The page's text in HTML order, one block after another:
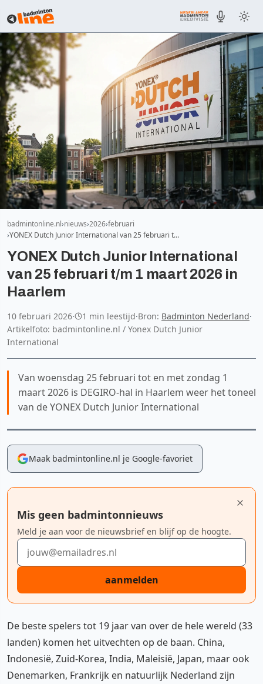
badmintonline.nl nieuws 2026 februari
YONEX Dutch Junior International van 25 februari t…
YONEX Dutch Junior International
van 25 februari t/m 1 maart 2026 in
Haarlem
10 februari 2026· 1 min leestijd·Bron: Badminton Nederland·
Artikelfoto: badmintonline.nl / Yonex Dutch Junior
International
Van woensdag 25 februari tot en met zondag 1
maart 2026 is DEGIRO-hal in Haarlem weer het toneel
van de YONEX Dutch Junior International
Maak badmintonline.nl je Google-favoriet
Mis geen badmintonnieuws
Meld je aan voor de nieuwsbrief en blijf op de hoogte.
E-mailadres
aanmelden
De beste spelers tot 19 jaar van over de hele wereld (33
landen) komen het uitvechten op de baan. China,
Indonesië, Zuid-Korea, India, Maleisië, Japan, maar ook
Denemarken, Frankrijk en natuurlijk Nederland zijn